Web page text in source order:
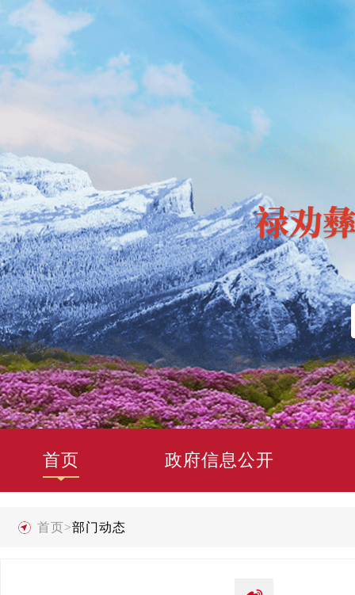
首页 政府信息公开
首页>部门动态